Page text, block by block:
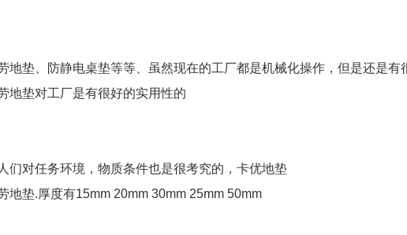
地垫、防静电桌垫等等、虽然现在的工厂都是机械化操作，但是还是有
地垫对工厂是有很好的实用性的
们对任务环境，物质条件也是很考究的，卡优地垫
垫.厚度有15mm 20mm 30mm 25mm 50mm